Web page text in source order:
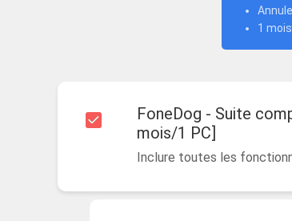
1
FoneDog - Suite
mois/1 PC]
Inclure toutes les